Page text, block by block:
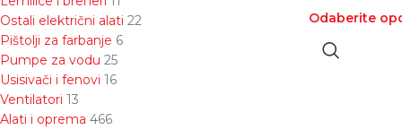
Ostali električni alati 22
Pištolji za farbanje 6
Pumpe za vodu 25
Usisivači i fenovi 16
Ventilatori 13
Alati i oprema 466
Odaberite